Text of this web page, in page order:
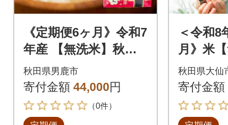
《定期便6ヶ月》令和7
年産 【無洗米】秋田
県産 あきたこまち 3k
g|23_kml-020306
秋田県男鹿市
寄付金額 44,000円
（0件）
＜令和8
月》米
きたこ
nk-
秋田県大仙
寄付金額